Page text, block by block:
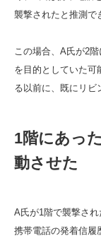
襲撃されたと推測で
この場合、A氏が2
を目的としていた可
る以前に、既にリビ
1階にあっ
動させた
A氏が1階で襲撃され
携帯電話の発着信履